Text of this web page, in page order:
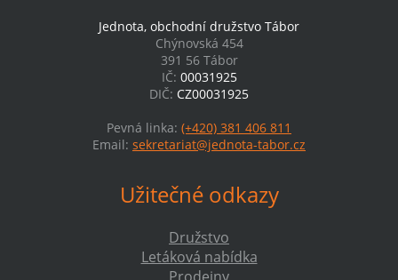
Jednota, obchodní družstvo Tábor
Chýnovská 454
391 56 Tábor
IČ: 00031925
DIČ: CZ00031925
Pevná linka: (+420) 381 406 811
Email: sekretariat@jednota-tabor.cz
Užitečné odkazy
Družstvo
Letáková nabídka